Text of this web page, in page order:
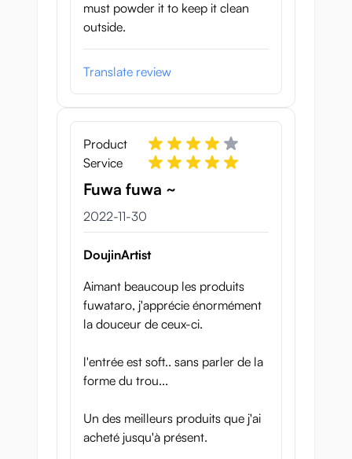
must powder it to keep it clean
outside.
Translate review
Product
Service
Fuwa fuwa ~
30 november 2022
2022-11-30
DoujinArtist
Aimant beaucoup les produits
fuwataro, j'apprécie énormément
la douceur de ceux-ci.
l'entrée est soft.. sans parler de la
forme du trou...
Un des meilleurs produits que j'ai
acheté jusqu'à présent.